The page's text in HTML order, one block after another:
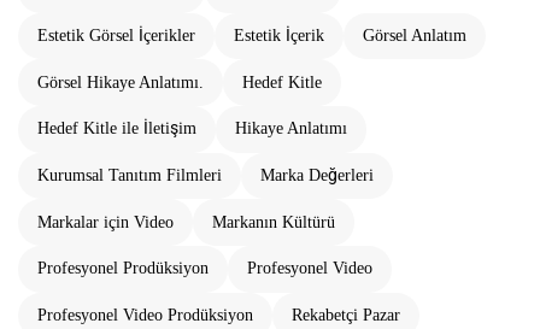
Estetik Görsel İçerikler Estetik İçerik Görsel Anlatım
Görsel Hikaye Anlatımı. Hedef Kitle
Hedef Kitle ile İletişim Hikaye Anlatımı
Kurumsal Tanıtım Filmleri Marka Değerleri
Markalar için Video Markanın Kültürü
Profesyonel Prodüksiyon Profesyonel Video
Profesyonel Video Prodüksiyon Rekabetçi Pazar